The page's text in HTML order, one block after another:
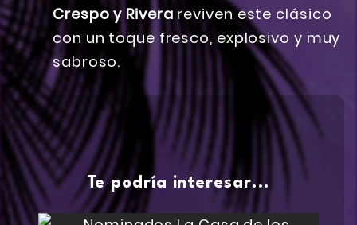
Crespo y Rivera reviven este clásico
con un toque fresco, explosivo y muy
sabroso.
Te podría interesar...